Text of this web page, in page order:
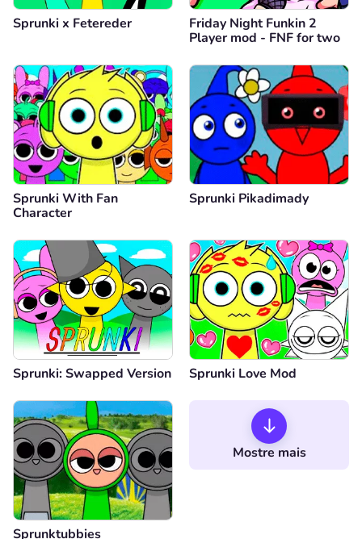
Sprunki x Fetereder
Friday Night Funkin 2
Player mod - FNF for two
Sprunki With Fan
Character
Sprunki Pikadimady
Sprunki: Swapped Version Sprunki Love Mod
Sprunktubbies
Mostre mais